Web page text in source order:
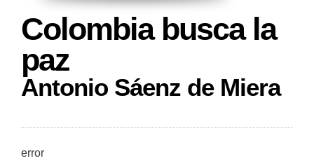
Colombia busca la
paz
Antonio Sáenz de Miera
error